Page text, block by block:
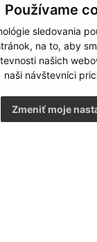
Používame
sledovania
na to, aby
našich
naši návštevníci
Zmeniť moje